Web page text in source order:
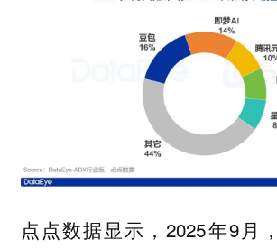
点点数据显示，2025年9月